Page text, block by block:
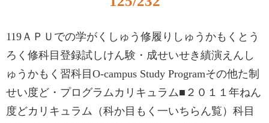
119ＡＰＵでの学がくしゅう修履りしゅうかもくとう
ろく修科目登録試しけん験・成せいせき績演えんし
ゅうかもく習科目O-campus Study Programその他た制
せい度ど・プログラムカリキュラム■‌２０１１年ねん
度どカリキュラム（科か目もく一いちらん覧）科目